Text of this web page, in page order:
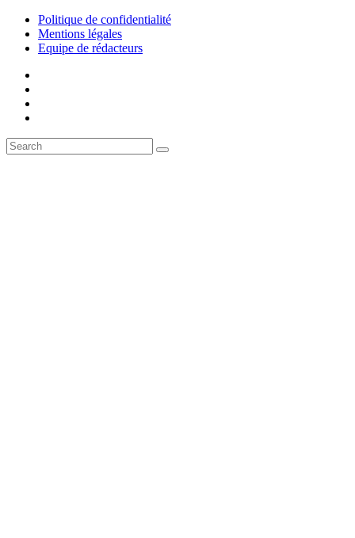
Politique de confidentialité
Mentions légales
Equipe de rédacteurs